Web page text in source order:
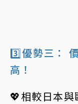
3️⃣優勢三：
高！
💖相較日本